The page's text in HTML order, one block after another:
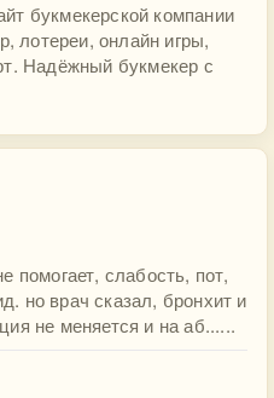
букмекерской компании
лотереи, онлайн игры,
Надёжный букмекер с
помогает, слабость, пот,
но врач сказал, бронхит и
не меняется и на аб......